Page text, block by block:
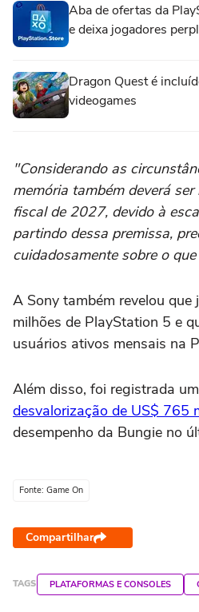
Aba de ofertas da
e deixa jogadores
Dragon Quest é
videogames
"Considerando as
memória também deverá
fiscal de 2027, devido à
partindo dessa premissa,
cuidadosamente sobre o que
A Sony também revelou
milhões de PlayStation 5 e
usuários ativos mensais na
Além disso, foi registrada
desvalorização de US$ 765
desempenho da Bungie no
Fonte: Game On
Compartilhar
TAGS PLATAFORMAS E CONSOLES